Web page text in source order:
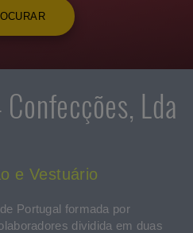
Lda
e Vestuário
Portugal formada por
dividida em duas